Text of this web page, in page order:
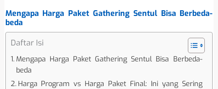
Mengapa Harga Paket Gathering Sentul Bisa Berbeda-
beda
Daftar Isi
Mengapa Harga Paket Gathering Sentul Bisa Berbeda-
beda
Harga Program vs Harga Paket Final: Ini yang Sering